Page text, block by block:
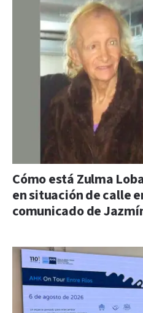
Cómo está Zulma
en situación de calle
comunicado de